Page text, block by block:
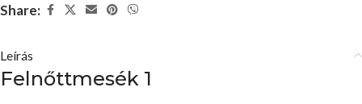
Share:
Leírás
Felnőttmesék 1